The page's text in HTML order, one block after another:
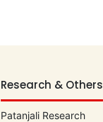
Research & Others
Patanjali Research